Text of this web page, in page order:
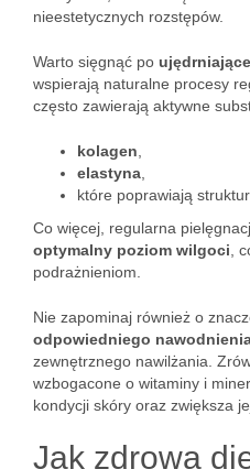
nieestetycznych rozstępów.
Warto sięgnąć po
wspierają naturalne procesy
często zawierają aktywne
kolagen
elastyna
które poprawiają
Co więcej, regularna
optymalny poziom wilgoci ,
podrażnieniom.
Nie zapominaj również o
odpowiedniego
zewnętrznego nawilżania.
wzbogacone o witaminy i
kondycji skóry oraz zwiększa
Jak zdrowa